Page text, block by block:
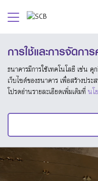
การใช้และการจัดกา
ธนาคารมีการใช้เทคโนโลยี เช่น
เว็บไซต์ของธนาคาร เพื่อสร้างปร
โปรดอ่านรายละเอียดเพิ่มเติมที่ นโ